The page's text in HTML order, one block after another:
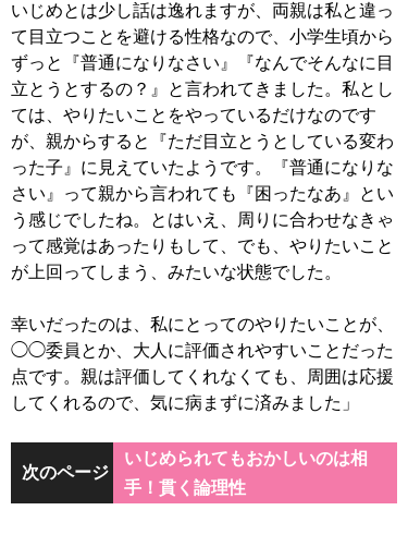
いじめとは少し話は逸れますが、両親は私と違っ
て目立つことを避ける性格なので、小学生頃から
ずっと『普通になりなさい』『なんでそんなに目
立とうとするの？』と言われてきました。私とし
ては、やりたいことをやっているだけなのです
が、親からすると『ただ目立とうとしている変わ
った子』に見えていたようです。『普通になりな
さい』って親から言われても『困ったなあ』とい
う感じでしたね。とはいえ、周りに合わせなきゃ
って感覚はあったりもして、でも、やりたいこと
が上回ってしまう、みたいな状態でした。
幸いだったのは、私にとってのやりたいことが、
◯◯委員とか、大人に評価されやすいことだった
点です。親は評価してくれなくても、周囲は応援
してくれるので、気に病まずに済みました」
次のページ
いじめられてもおかしいのは相
手！貫く論理性